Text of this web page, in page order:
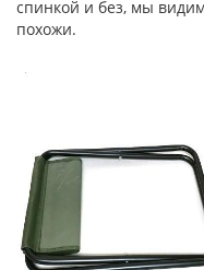
спинкой и без, мы
похожи.